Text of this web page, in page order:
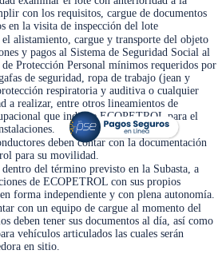
con los requisitos, cargue de documentos
en la visita de inspección del lote
alistamiento, cargue y transporte del objeto
y pagos al Sistema de Seguridad Social al
Protección Personal mínimos requeridos por
de seguridad, ropa de trabajo (jean y
respiratoria y auditiva o cualquier
a realizar, entre otros lineamientos de
que indique ECOPETROL para el
deben contar con la documentación
para su movilidad.
del término previsto en la Subasta, a
de ECOPETROL con sus propios
forma independiente y con plena autonomía.
con un equipo de cargue al momento del
deben tener sus documentos al día, así como
vehículos articulados las cuales serán
en sitio.
>